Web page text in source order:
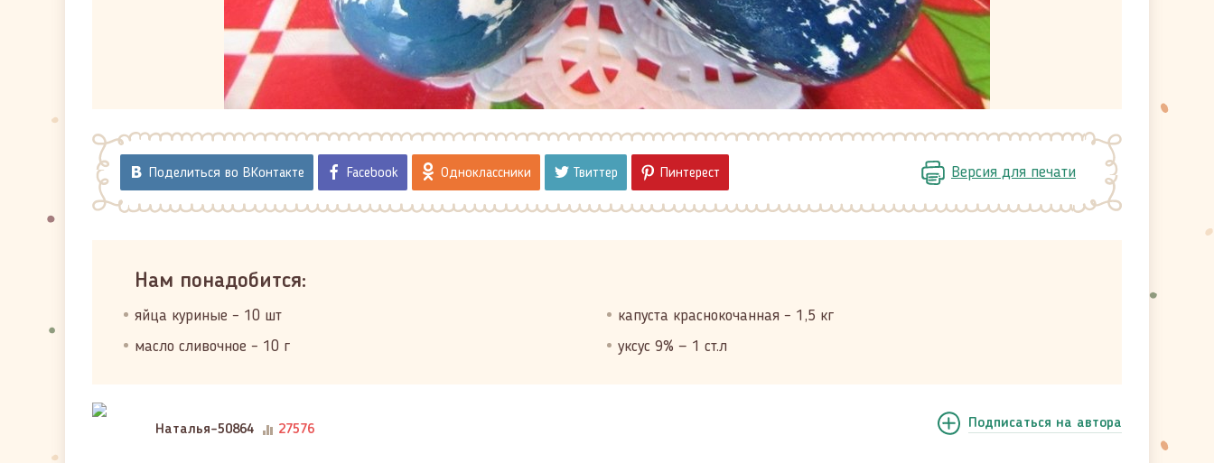
Поделиться во ВКонтакте Facebook Одноклассники Твиттер Пинтерест Версия для печати
Нам понадобится:
яйца куриные – 10 шт
капуста краснокочанная – 1,5 кг
масло сливочное – 10 г
уксус 9% — 1 ст.л
Наталья-50864 27576 Подписаться на автора